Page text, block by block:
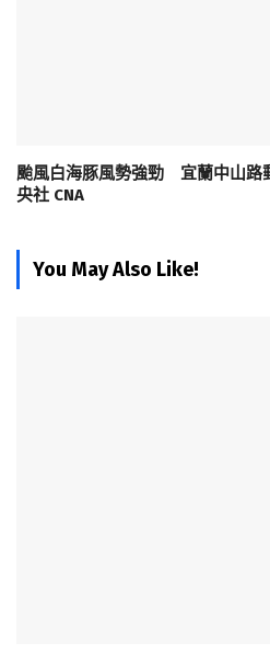
颱風白海豚風勢強勁 宜蘭中山路
央社 CNA
You May Also Like!